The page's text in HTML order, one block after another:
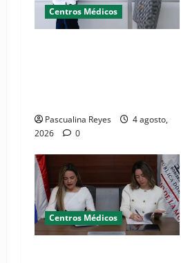
Centros Médicos
Pascualina Reyes
4 agosto,
2026
0
Centros Médicos